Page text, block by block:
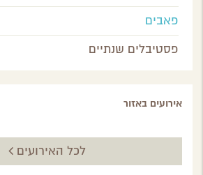
פאבים
פסטיבלים שנתיים
אירועים באזור
לכל האירועים